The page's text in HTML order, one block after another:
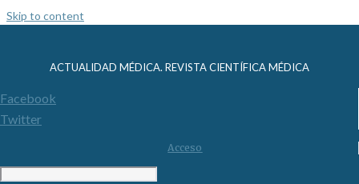
Skip to content
ACTUALIDAD MÉDICA. REVISTA CIENTÍFICA MÉDICA
Facebook
Twitter
Acceso